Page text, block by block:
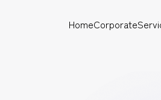
HomeCorporate